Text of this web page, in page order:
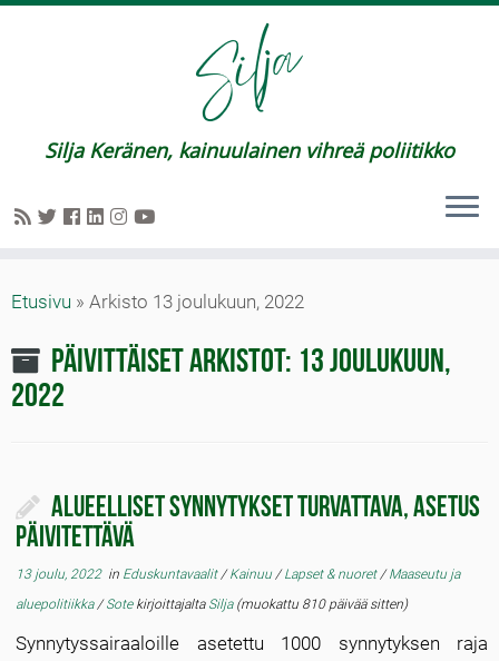
Silja Keränen, kainuulainen vihreä poliitikko
Etusivu » Arkisto 13 joulukuun, 2022
Päivittäiset arkistot: 13 joulukuun,
2022
Alueelliset synnytykset turvattava, asetus
päivitettävä
13 joulu, 2022in Eduskuntavaalit/Kainuu/Lapset & nuoret/Maaseutu ja
aluepolitiikka/Sote kirjoittajalta Silja(muokattu 810 päivää sitten)
Synnytyssairaaloille asetettu 1000 synnytyksen raja